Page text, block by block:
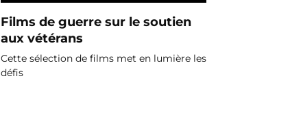
Films de guerre sur le soutien
aux vétérans
Cette sélection de films met en lumière les
défis